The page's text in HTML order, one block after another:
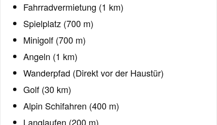
Fahrradvermietung (1 km)
Spielplatz (700 m)
Minigolf (700 m)
Angeln (1 km)
Wanderpfad (Direkt vor der Haustür)
Golf (30 km)
Alpin Schifahren (400 m)
Langlaufen (200 m)